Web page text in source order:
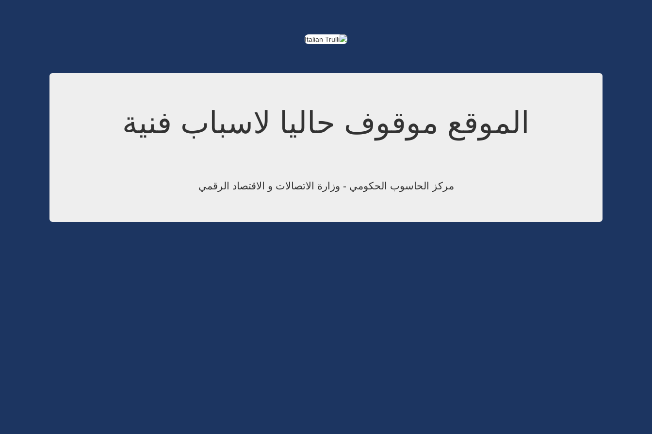
الموقع موقوف حاليا لاسباب فنية
مركز الحاسوب الحكومي - وزارة الاتصالات و الاقتصاد الرقمي